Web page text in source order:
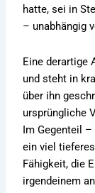
hatte, sei in
– unabhängig
Eine derartige
und steht in
über ihn
ursprüngliche
Im Gegenteil
ein viel
Fähigkeit, die
irgendeinem